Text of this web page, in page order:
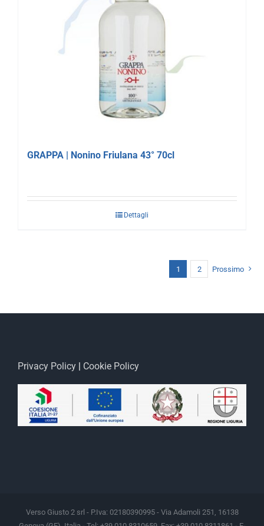
GRAPPA | Nonino Friulana 43° 70cl
Dettagli
1 2 Prossimo
Privacy Policy Cookie Policy
Verso Giusto 2 srl - P.Iva: 02180390995 - Via Adamoli 251, 16138